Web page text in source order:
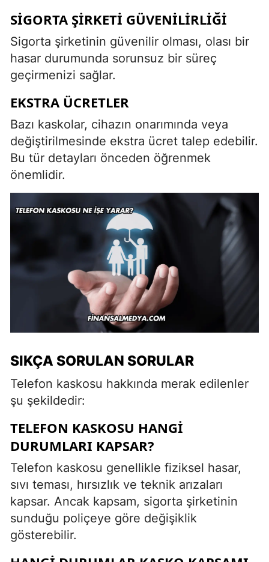
SIGORTA ŞIRKETI GÜVENILIRLIĞI
Sigorta şirketinin güvenilir olması, olası bir
hasar durumunda sorunsuz bir süreç
geçirmenizi sağlar.
EKSTRA ÜCRETLER
Bazı kaskolar, cihazın onarımında veya
değiştirilmesinde ekstra ücret talep edebilir.
Bu tür detayları önceden öğrenmek
önemlidir.
SIKÇA SORULAN SORULAR
Telefon kaskosu hakkında merak edilenler
şu şekildedir:
TELEFON KASKOSU HANGI
DURUMLARI KAPSAR?
Telefon kaskosu genellikle fiziksel hasar,
sıvı teması, hırsızlık ve teknik arızaları
kapsar. Ancak kapsam, sigorta şirketinin
sunduğu poliçeye göre değişiklik
gösterebilir.